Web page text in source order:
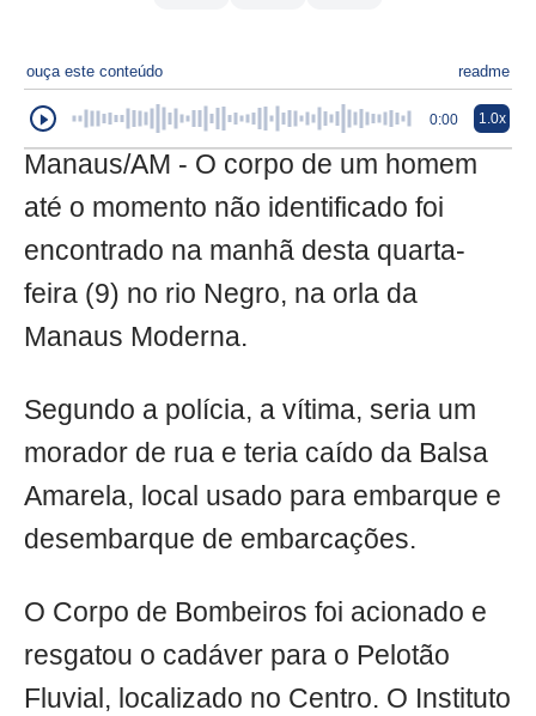
ouça este conteúdo readme
0:00 1.0x
Manaus/AM - O corpo de um homem
até o momento não identificado foi
encontrado na manhã desta quarta-
feira (9) no rio Negro, na orla da
Manaus Moderna.
Segundo a polícia, a vítima, seria um
morador de rua e teria caído da Balsa
Amarela, local usado para embarque e
desembarque de embarcações.
O Corpo de Bombeiros foi acionado e
resgatou o cadáver para o Pelotão
Fluvial, localizado no Centro. O Instituto